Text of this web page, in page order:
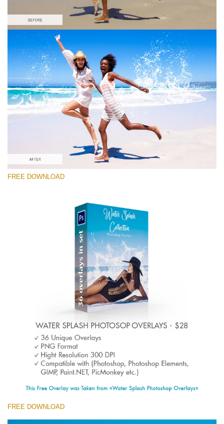
Выберите Вариант
Free Photoshop Overlay #1
Small 800*533px
Large 6000*4000px
Large 6000*4000px
Entire Collection
Large 6000*4000px
Скачать Бесплатно
FREE DOWNLOAD
FREE DOWNLOAD